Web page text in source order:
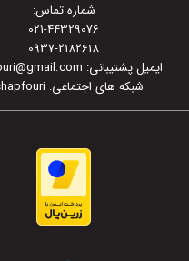
شماره تماس:
021-44329076
0937-2182618
ایمیل پشتیبانی: chapfouri@gmail.com
شبکه های اجتماعی: chapfouri